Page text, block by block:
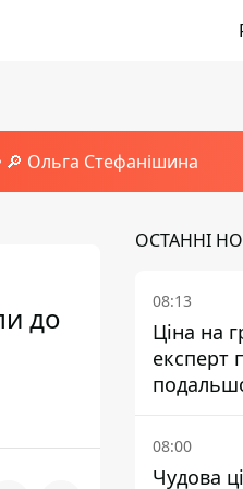
🔎 Ольга Стефанішина
до
ОСТАННІ
08:13
Ціна на
експерт
08:00
Чудова